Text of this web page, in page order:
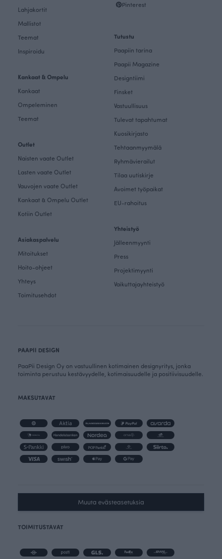
Lahjakortit
Mallistot
Teemat
Inspiroidu
Kankaat & Ompelu
Kankaat
Ompeleminen
Teemat
Outlet
Naisten vaate Outlet
Lasten vaate Outlet
Vauvojen vaate Outlet
Kankaat & Ompelu Outlet
Kotiin Outlet
Asiakaspalvelu
Mitoitukset
Hoito-ohjeet
Yhteys
Toimitusehdot
Pinterest
Tutustu
Paapiin tarina
Paapii Magazine
Designtiimi
Finsket
Vastuullisuus
Tulevat tapahtumat
Kuosikirjasto
Tehtaanmyymälä
Ryhmävierailut
Tilaa uutiskirje
Avoimet työpaikat
EU-rahoitus
Yhteistyö
Jälleenmyynti
Press
Projektimyynti
Vaikuttajayhteistyö
PAAPII DESIGN
PaaPii Design Oy on vastuullinen kotimainen designyritys, jonka
toiminta perustuu kestävyydelle, kotimaisuudelle ja positiivisuudelle.
MAKSUTAVAT
Muuta evästeasetuksia
TOIMITUSTAVAT